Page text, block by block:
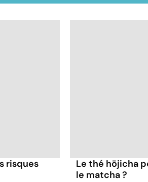
risques
Le thé hōjicha
le matcha ?